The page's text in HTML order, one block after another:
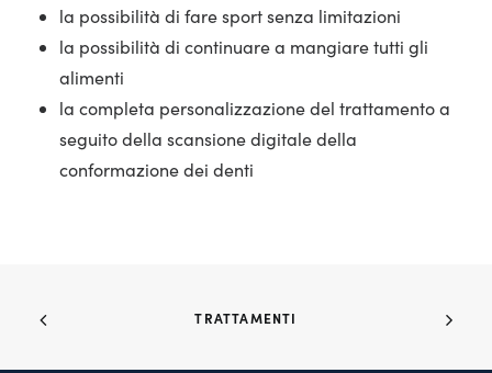
la possibilità di fare sport senza limitazioni
la possibilità di continuare a mangiare tutti gli
alimenti
la completa personalizzazione del trattamento a
seguito della scansione digitale della
conformazione dei denti
TRATTAMENTI